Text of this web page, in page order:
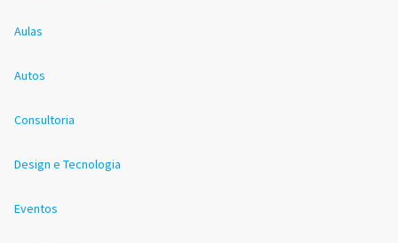
Aulas
Autos
Consultoria
Design e Tecnologia
Eventos